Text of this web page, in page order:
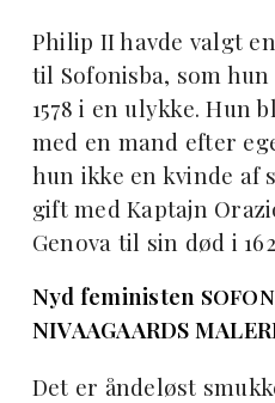
Philip II havde valgt
til Sofonisba, som
1578 i en ulykke. Hun
med en mand efter
hun ikke en kvinde af
gift med Kaptajn
Genova til sin død i
Nyd feministen
NIVAAGAARDS
Det er åndeløst